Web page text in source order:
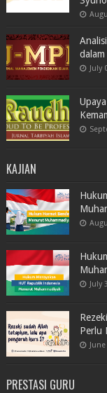
July
KAJIAN
July
Perlu
PRESTASI GURU